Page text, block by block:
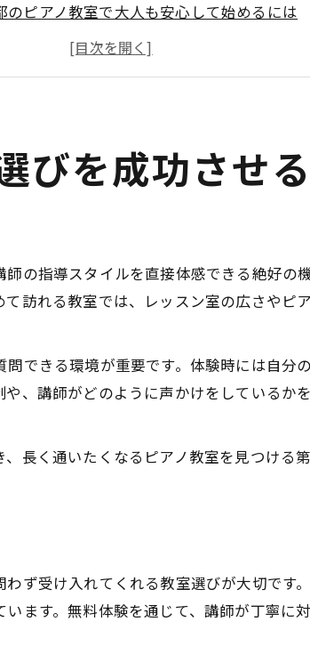
のピアノ教室で大人も安心して始めるには
教室選びに役立つ体験レッスンのコツとは
けピアノ教室の無料体験活用ポイント
ピアノ教室を無料体験するメリットとは
で安い大人向けピアノ教室探しのヒント
アノ教室の体験で得られる安心感と学び
教室の体験で講師の指導を見極める視点
心者が体験でチェックすべき教室の雰囲気
教室体験レッスンのやり方と流れを解説
教室の体験で自分に合う講師を探すコツ
内で大人向けピアノ教室体験を比較する
ッスンでピアノ教室の雰囲気を感じ取る
びを成功させ
の指導スタイルを直接体感できる絶好の
訪れる教室では、レッスン室の広さやピ
できる環境が重要です。体験時には自分
、講師がどのように声かけをしているか
長く通いたくなるピアノ教室を見つける
ず受け入れてくれる教室選びが大切です
ます。無料体験を通じて、講師が丁寧に